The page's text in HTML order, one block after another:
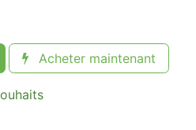
Acheter maintenant